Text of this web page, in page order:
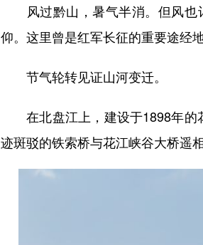
风过黔山，暑气半消。但风也
仰。这里曾是红军长征的重要途经地
节气轮转见证山河变迁。
在北盘江上，建设于1898年的
迹斑驳的铁索桥与花江峡谷大桥遥